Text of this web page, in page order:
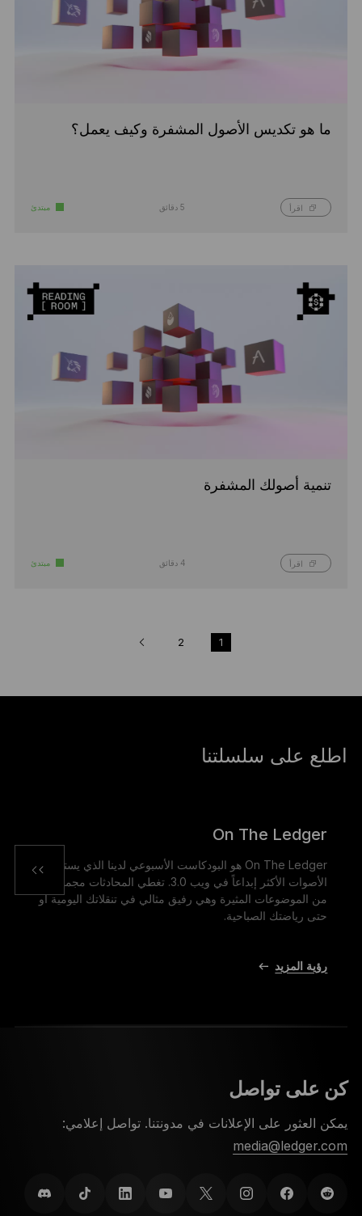
ما هو تكديس الأصول المشفرة وكيف يعمل؟
اقرأ 5 دقائق مبتدئ
تنمية أصولك المشفرة
اقرأ 4 دقائق مبتدئ
1
2
اطلع على سلسلتنا
On The Ledger
On The Ledger هو البودكاست الأسبوعي لدينا الذي يستضيف
الأصوات الأكثر إبداعاً في ويب 3.0. تغطي المحادثات مجموعة
من الموضوعات المثيرة وهي رفيق مثالي في تنقلاتك اليومية أو
حتى رياضتك الصباحية.
رؤية المزيد
كن على تواصل
يمكن العثور على الإعلانات في مدونتنا. تواصل إعلامي:
media@ledger.com